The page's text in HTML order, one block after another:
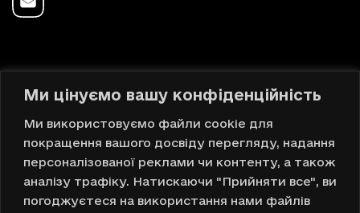
Ми цінуємо вашу конфіденційність
Ми використовуємо файли cookie для
покращення вашого досвіду перегляду, надання
персоналізованої реклами чи контенту, а також
аналізу трафіку. Натискаючи "Прийняти все", ви
погоджуєтеся на використання нами файлів
Українська
Вгору